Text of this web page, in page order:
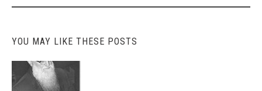
YOU MAY LIKE THESE POSTS